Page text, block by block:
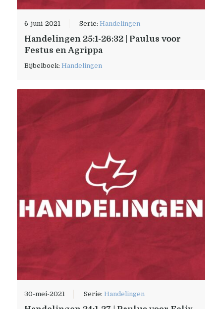
6-juni-2021 Serie:Handelingen
Handelingen 25:1-26:32 | Paulus voor
Festus en Agrippa
Bijbelboek:Handelingen
30-mei-2021 Serie:Handelingen